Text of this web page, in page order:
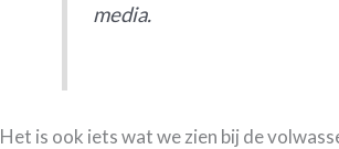
media.
Het is ook iets wat we zien bij de